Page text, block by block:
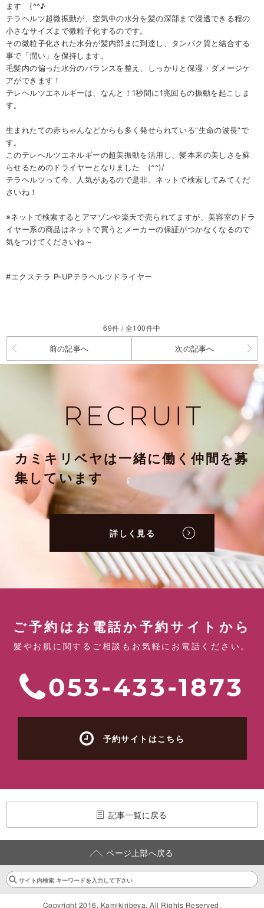
ます (^^♪
テラヘルツ超微振動が、空気中の水分を髪の深部まで浸透できる程の
小さなサイズまで微粒子化するのです。
その微粒子化された水分が髪内部まに到達し、タンパク質と結合する
事で「潤い」を保持します。
毛髪内の偏った水分のバランスを整え、しっかりと保湿・ダメージケ
アができます！
テレヘルツエネルギーは、なんと！1秒間に1兆回もの振動を起こしま
す。
生まれたての赤ちゃんなどからも多く発せられている“生命の波長”で
す。
このテレへルツエネルギーの超美振動を活用し、髪本来の美しさを蘇
らせるためのドライヤーとなりました (^^)/
テラヘルツって今、人気があるので是非、ネットで検索してみてくだ
さいね！
※ネットで検索するとアマゾンや楽天で売られてますが、美容室のドラ
イヤー系の商品はネットで買うとメーカーの保証がつかなくなるので
気をつけてくださいね～
#エクステラ P-UPテラヘルツドライヤー
69件 / 全100件中
前の記事へ 次の記事へ
RECRUIT
カミキリベヤは一緒に働く仲間を募
集しています
詳しく見る
ご予約はお電話か予約サイトから
髪やお肌に関するご相談もお気軽にお電話ください。
053-433-1873
予約サイトはこちら
記事一覧に戻る
ページ上部へ戻る
Copyright 2016. Kamikiribeya. All Rights Reserved.